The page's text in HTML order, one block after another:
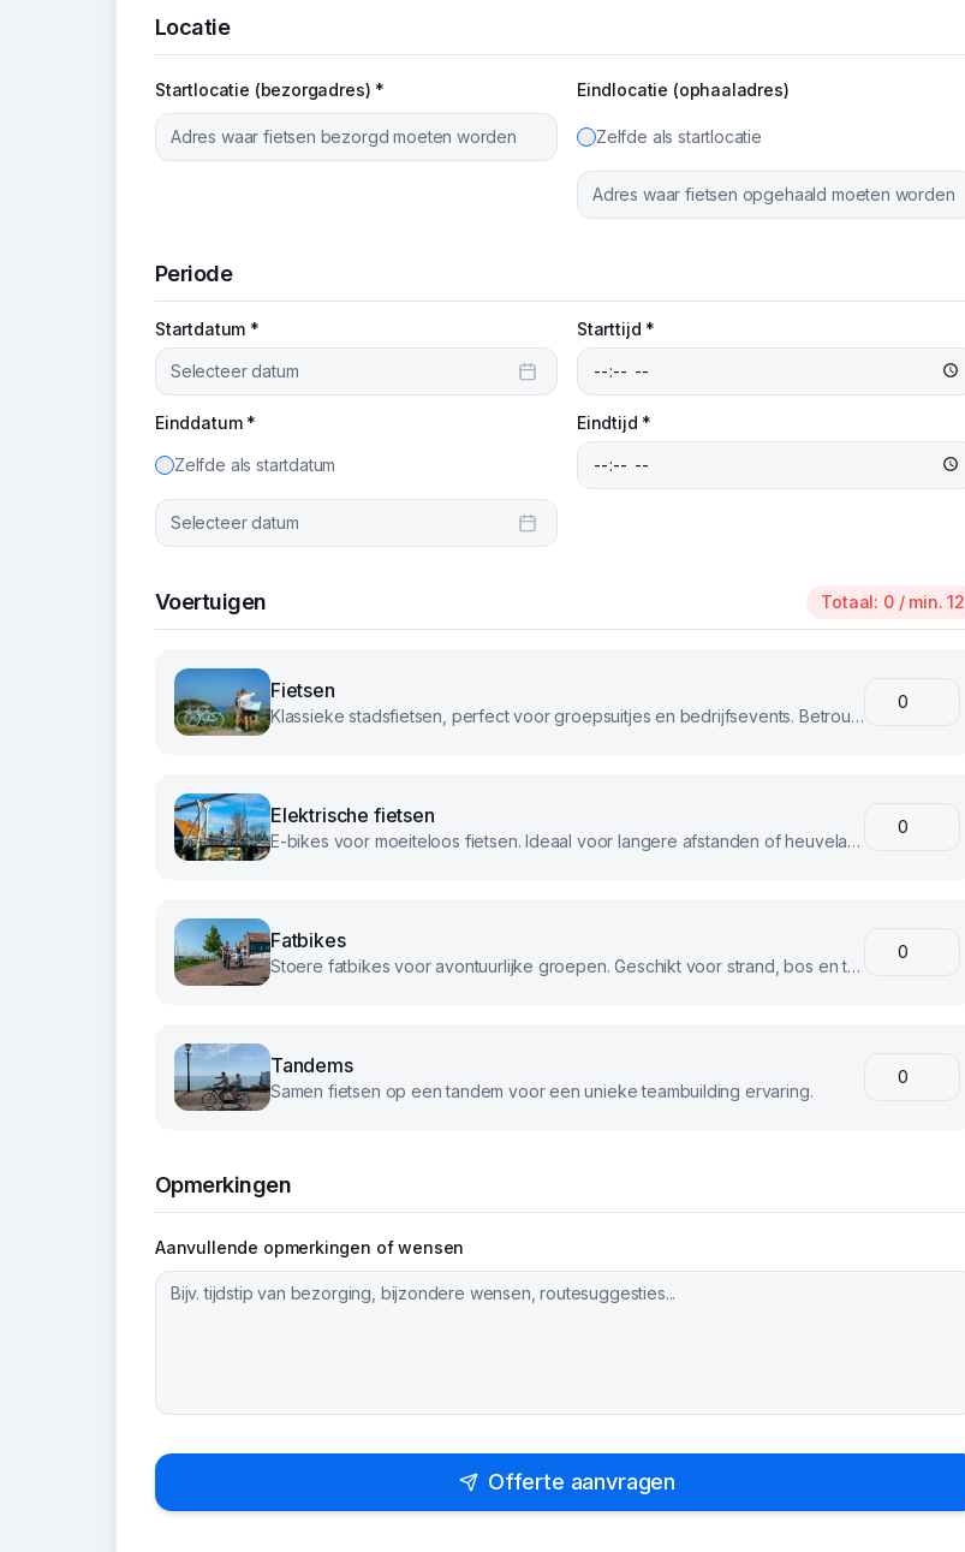
Locatie
Startlocatie (bezorgadres) * Eindlocatie (ophaaladres)
Zelfde als startlocatie
Periode
Startdatum *
Selecteer datum
Starttijd *
Einddatum *
Zelfde als startdatum
Selecteer datum
Eindtijd *
Voertuigen Totaal: 0/ min. 12
Fietsen
Klassieke stadsfietsen, perfect voor groepsuitjes en bedrijfsevents. Betrouwbaar en comfortabel voor iedereen.
Elektrische fietsen
E-bikes voor moeiteloos fietsen. Ideaal voor langere afstanden of heuvelachtig terrein.
Fatbikes
Stoere fatbikes voor avontuurlijke groepen. Geschikt voor strand, bos en terrein.
Tandems
Samen fietsen op een tandem voor een unieke teambuilding ervaring.
Opmerkingen
Aanvullende opmerkingen of wensen
Offerte aanvragen